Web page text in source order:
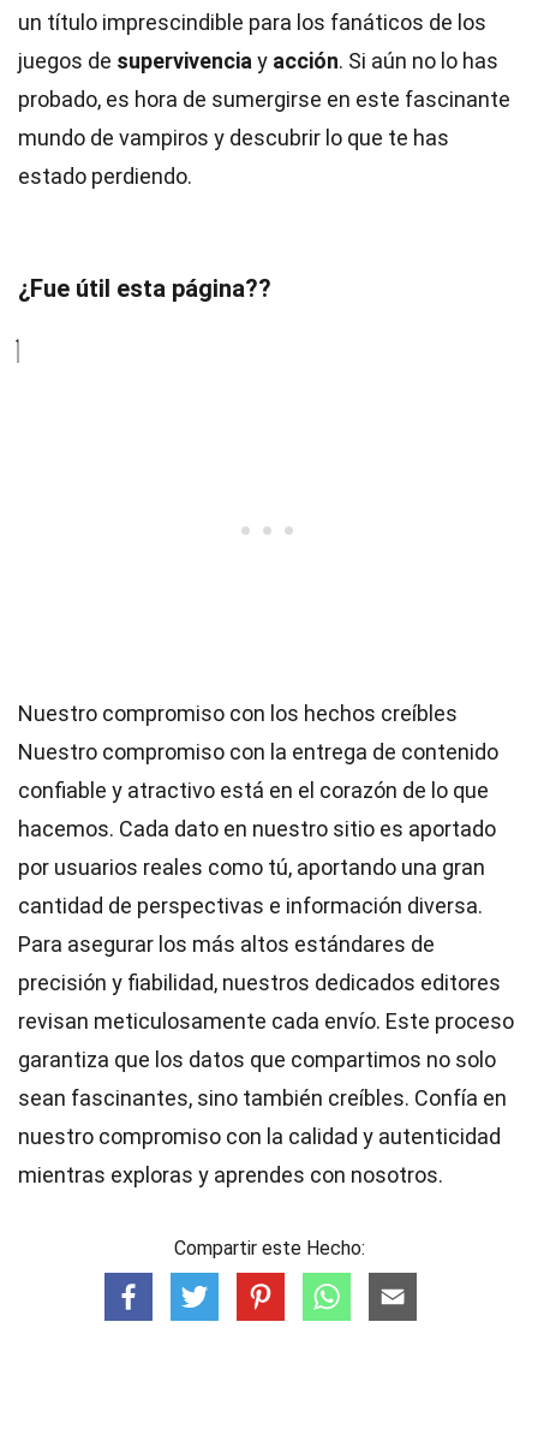
un título imprescindible para los fanáticos de los
juegos de supervivencia y acción. Si aún no lo has
probado, es hora de sumergirse en este fascinante
mundo de vampiros y descubrir lo que te has
estado perdiendo.
¿Fue útil esta página??
Nuestro compromiso con los hechos creíbles
Nuestro compromiso con la entrega de contenido
confiable y atractivo está en el corazón de lo que
hacemos. Cada dato en nuestro sitio es aportado
por usuarios reales como tú, aportando una gran
cantidad de perspectivas e información diversa.
Para asegurar los más altos estándares de
precisión y fiabilidad, nuestros dedicados editores
revisan meticulosamente cada envío. Este proceso
garantiza que los datos que compartimos no solo
sean fascinantes, sino también creíbles. Confía en
nuestro compromiso con la calidad y autenticidad
mientras exploras y aprendes con nosotros.
Compartir este Hecho: